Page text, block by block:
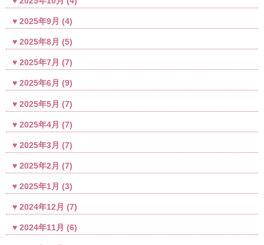
2025年9月 (4)
2025年8月 (5)
2025年7月 (7)
2025年6月 (9)
2025年5月 (7)
2025年4月 (7)
2025年3月 (7)
2025年2月 (7)
2025年1月 (3)
2024年12月 (7)
2024年11月 (6)